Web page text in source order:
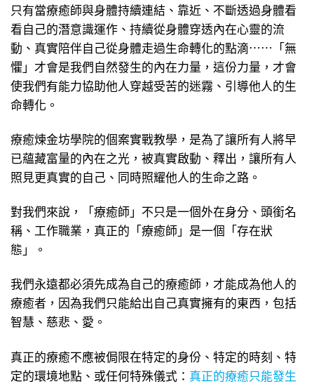
只有當療癒師與身體持續連結、靠近、不斷透過身體看
看自己的潛意識運作、持續從身體穿透內在心靈的流
動、真實陪伴自己從身體走過生命轉化的點滴⋯⋯「無
懼」才會是我們自然發生的內在力量，這份力量，才會
使我們有能力協助他人穿越受苦的迷霧、引導他人的生
命轉化。
療癒煉金坊學院的個案實戰教學，是為了讓所有人將早
已蘊藏富量的內在之光，被真實啟動、釋出，讓所有人
照見更真實的自己、同時照耀他人的生命之路。
對我們來說，「療癒師」不只是一個外在身分、頭銜名
稱、工作職業，真正的「療癒師」是一個「存在狀
態」。
我們永遠都必須先成為自己的療癒師，才能成為他人的
療癒者，因為我們只能給出自己真實擁有的東西，包括
智慧、慈悲、愛。
真正的療癒不應被侷限在特定的身份、特定的時刻、特
定的環境地點、或任何特殊儀式： 真正的療癒只能發生